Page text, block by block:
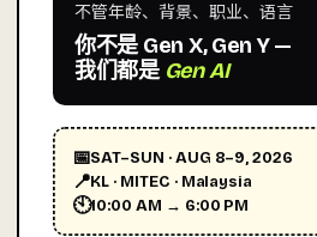
不管年龄、背景、职业、语言
你不是 Gen X, Gen Y —
我们都是 Gen AI
📅SAT–SUN · AUG 8–9, 2026
📍KL · MITEC · Malaysia
🕙10:00 AM → 6:00 PM